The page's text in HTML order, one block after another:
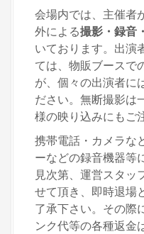
会場内では、主催者
外による撮影・録音
いております。出演
ては、物販ブースで
が、個々の出演者に
ださい。無断撮影は
様の映り込みにもご
携帯電話・カメラな
ーなどの録音機器等
見次第、運営スタッ
せて頂き、即時退場
了承下さい。その際
ンク代等の各種返金